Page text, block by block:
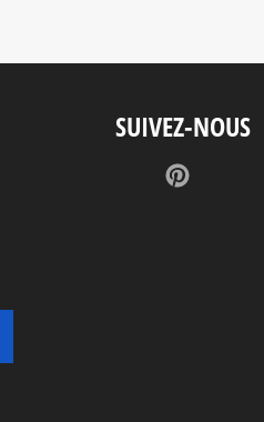
SUIVEZ-NOUS